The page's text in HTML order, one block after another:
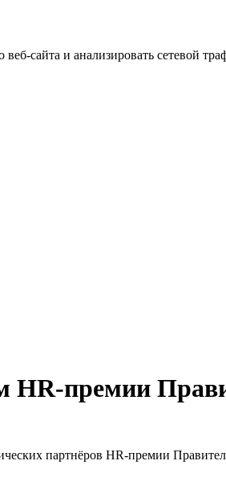
сайта и анализировать сетевой
HR-премии
партнёров HR-премии